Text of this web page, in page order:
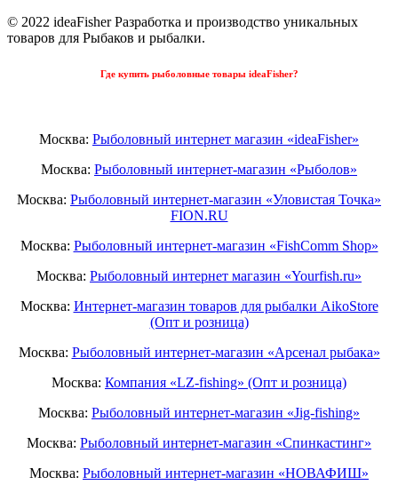
© 2022 ideaFisher Разработка и производство уникальных
товаров для Рыбаков и рыбалки.
Где купить рыболовные товары ideaFisher?
Москва: Рыболовный интернет магазин «ideaFisher»
Москва: Рыболовный интернет-магазин «Рыболов»
Москва: Рыболовный интернет-магазин «Уловистая Точка»
FION.RU
Москва: Рыболовный интернет-магазин «FishComm Shop»
Москва: Рыболовный интернет магазин «Yourfish.ru»
Москва: Интернет-магазин товаров для рыбалки AikoStore
(Опт и розница)
Москва: Рыболовный интернет-магазин «Арсенал рыбака»
Москва: Компания «LZ-fishing» (Опт и розница)
Москва: Рыболовный интернет-магазин «Jig-fishing»
Москва: Рыболовный интернет-магазин «Спинкастинг»
Москва: Рыболовный интернет-магазин «НОВАФИШ»